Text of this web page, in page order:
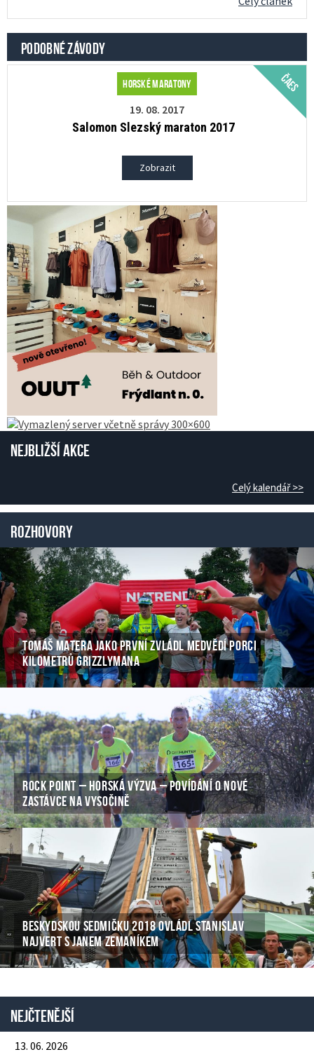
PODOBNÉ ZÁVODY
Horské maratony
19. 08. 2017
Salomon Slezský maraton 2017
ČAES
Zobrazit
Nejbližší akce
Celý kalendář >>
Rozhovory
TOMÁŠ MATERA JAKO PRVNÍ ZVLÁDL MEDVĚDÍ PORCI
KILOMETRŮ GRIZZLYMANA
ROCK POINT – HORSKÁ VÝZVA – POVÍDÁNÍ O NOVÉ
ZASTÁVCE NA VYSOČINĚ
BESKYDSKOU SEDMIČKU 2018 OVLÁDL STANISLAV
NAJVERT S JANEM ZEMANÍKEM
Nejčtenější
13. 06. 2026